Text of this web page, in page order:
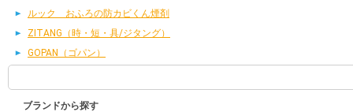
ルック おふろの防カビくん煙剤
ZITANG（時・短・具/ジタング）
GOPAN（ゴパン）
ブランドから探す